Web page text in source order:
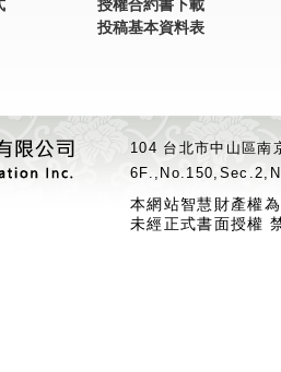
授權合約書下載
投稿基本資料表
104 台北市中山區
本網站智慧財產權
未經正式書面授權